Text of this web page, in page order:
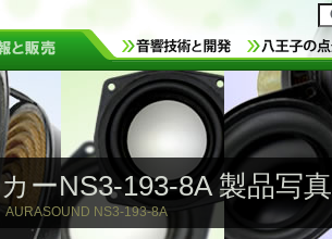
ーNS3-193-8A 製品写真
AURASOUND NS3-193-8A